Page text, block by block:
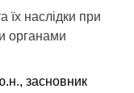
їх наслідки при
органами
засновник